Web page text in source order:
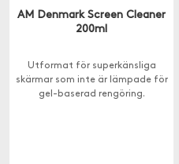
AM Denmark Screen Cleaner
200ml
Utformat för superkänsliga
skärmar som inte är lämpade för
gel-baserad rengöring.